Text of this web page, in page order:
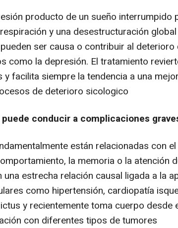
producto de un sueño interrumpido
y una desestructuración
ser causa o contribuir al deterioro
como la depresión. El tratamiento
facilita siempre la tendencia a una mejor
de deterioro sicologico
conducir a complicaciones
están relacionadas con el
la memoria o la atención
estrecha relación causal ligada a la
como hipertensión, cardiopatía
y recientemente toma cuerpo desde
con diferentes tipos de tumores